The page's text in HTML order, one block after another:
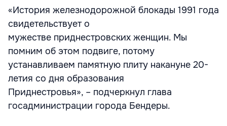
«История железнодорожной блокады 1991 года
свидетельствует о
мужестве приднестровских женщин. Мы
помним об этом подвиге, потому
устанавливаем памятную плиту накануне 20-
летия со дня образования
Приднестровья», – подчеркнул глава
госадминистрации города Бендеры.